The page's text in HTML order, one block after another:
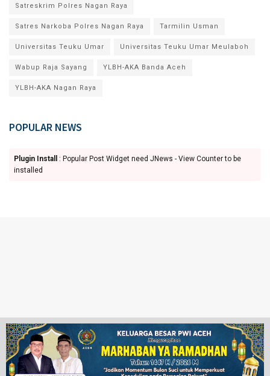
Satreskrim Polres Nagan Raya
Satres Narkoba Polres Nagan Raya Tarmilin Usman
Universitas Teuku Umar Universitas Teuku Umar Meulaboh
Wabup Raja Sayang YLBH-AKA Banda Aceh
YLBH-AKA Nagan Raya
POPULAR NEWS
Plugin Install
: Popular Post Widget need JNews - View Counter to be
installed
Ketentuan Penggunaan Redaksi
© 2024 www.juangpos.com